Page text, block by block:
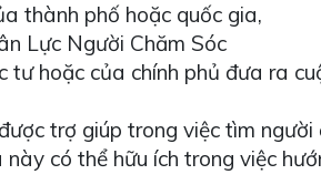
thành phố hoặc quốc gia,
Lực Người Chăm Sóc
tư hoặc của chính phủ đưa ra
trợ giúp trong việc tìm người
này có thể hữu ích trong việc